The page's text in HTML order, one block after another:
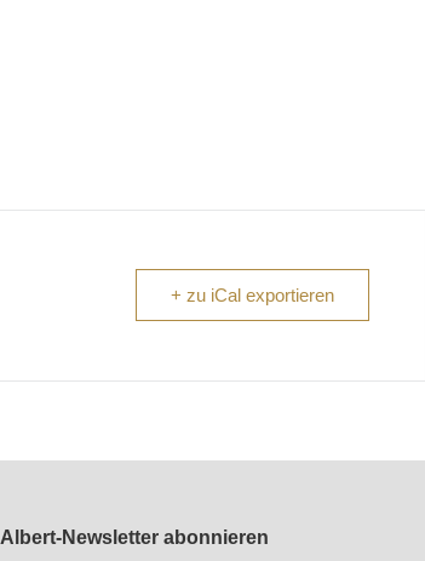
+ zu iCal exportieren
Albert-Newsletter abonnieren